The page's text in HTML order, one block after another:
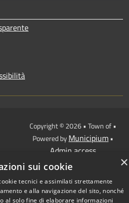
Copyright © 2026 • Town of •
Powered byMunicipium•
Admin access
×
sui cookie
tecnici e assimilati strettamente
e alla navigazione del sito, nonché
al solo fine di elaborare informazioni